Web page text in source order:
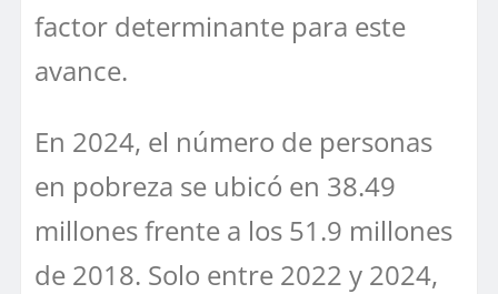
factor determinante para este
avance.
En 2024, el número de personas
en pobreza se ubicó en 38.49
millones frente a los 51.9 millones
de 2018. Solo entre 2022 y 2024,